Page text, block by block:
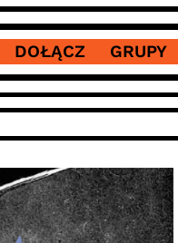
DOŁĄCZ GRUPY